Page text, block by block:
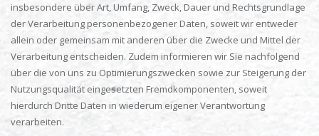
insbesondere über Art, Umfang, Zweck, Dauer und Rechtsgrundlage
der Verarbeitung personenbezogener Daten, soweit wir entweder
allein oder gemeinsam mit anderen über die Zwecke und Mittel der
Verarbeitung entscheiden. Zudem informieren wir Sie nachfolgend
über die von uns zu Optimierungszwecken sowie zur Steigerung der
Nutzungsqualität eingesetzten Fremdkomponenten, soweit
hierdurch Dritte Daten in wiederum eigener Verantwortung
verarbeiten.